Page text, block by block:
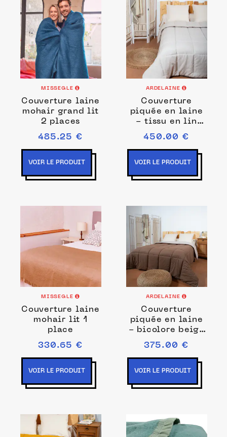
MISSEGLE
Couverture laine
mohair grand lit
2 places
485.25 €
VOIR LE PRODUIT
ARDELAINE
Couverture
piquée en laine
- tissu en lin
poivre et sel
450.00 €
VOIR LE PRODUIT
MISSEGLE
Couverture laine
mohair lit 1
place
330.65 €
VOIR LE PRODUIT
ARDELAINE
Couverture
piquée en laine
- bicolore beige
chocolat
375.00 €
VOIR LE PRODUIT